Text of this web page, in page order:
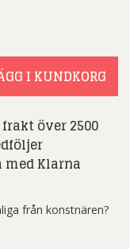
I KUNDKORG
över 2500
med Klarna
från konstnären?